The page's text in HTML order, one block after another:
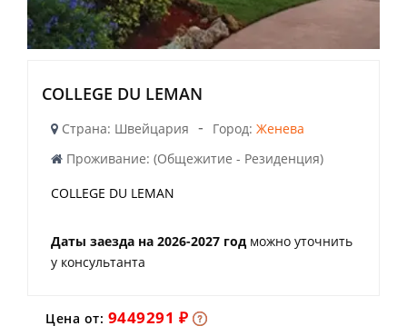
COLLEGE DU LEMAN
Страна: Швейцария - Город: Женева
Проживание: (Общежитие - Резиденция)
COLLEGE DU LEMAN
Даты заезда на 2026-2027 год можно уточнить
у консультанта
Цена от: 9449291 ₽